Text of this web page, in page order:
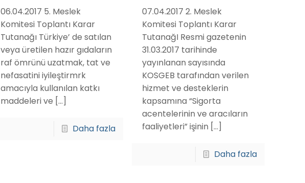
06.04.2017 5. Meslek
Komitesi Toplantı Karar
Tutanağı Türkiye’ de satılan
veya üretilen hazır gıdaların
raf ömrünü uzatmak, tat ve
nefasatini iyileştirmrk
amacıyla kullanılan katkı
maddeleri ve […]
Daha fazla
07.04.2017 2. Meslek
Komitesi Toplantı Karar
TutanağI Resmi gazetenin
31.03.2017 tarihinde
yayınlanan sayısında
KOSGEB tarafından verilen
hizmet ve desteklerin
kapsamına “Sigorta
acentelerinin ve aracıların
faaliyetleri” işinin […]
Daha fazla